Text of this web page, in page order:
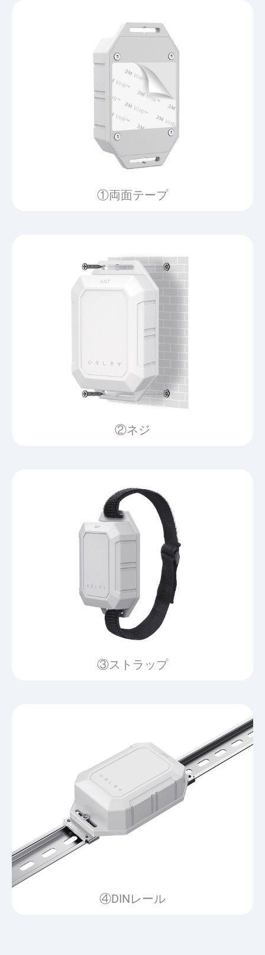
①両面テープ
②ネジ
③ストラップ
④DINレール